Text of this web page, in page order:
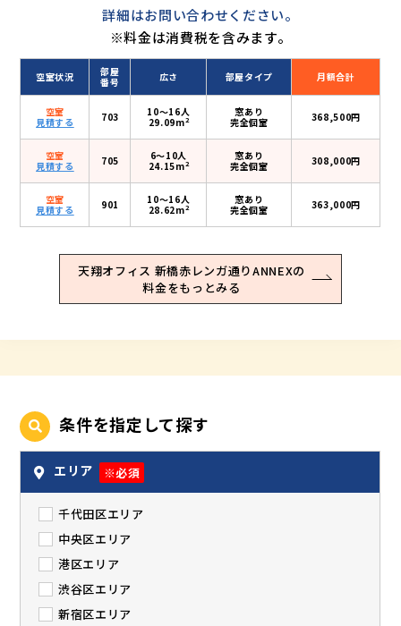
詳細はお問い合わせください。
※料金は消費税を含みます。
空室状況
部屋
番号
広さ 部屋タイプ 月額合計
空室
見積する
703
10〜16人
29.09m2
窓あり
完全個室
368,500円
空室
見積する
705
6〜10人
24.15m2
窓あり
完全個室
308,000円
空室
見積する
901
10〜16人
28.62m2
窓あり
完全個室
363,000円
天翔オフィス 新橋赤レンガ通りANNEXの
料金をもっとみる
条件を指定して探す
エリア ※必須
千代田区エリア
中央区エリア
港区エリア
渋谷区エリア
新宿区エリア